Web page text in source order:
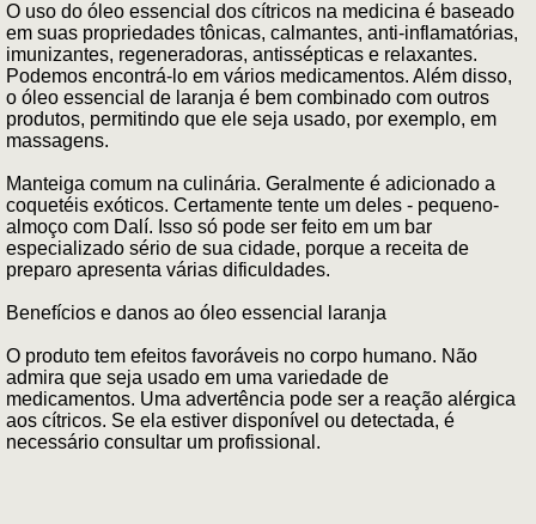
O uso do óleo essencial dos cítricos na medicina é baseado
em suas propriedades tônicas, calmantes, anti-inflamatórias,
imunizantes, regeneradoras, antissépticas e relaxantes.
Podemos encontrá-lo em vários medicamentos. Além disso,
o óleo essencial de laranja é bem combinado com outros
produtos, permitindo que ele seja usado, por exemplo, em
massagens.
Manteiga comum na culinária. Geralmente é adicionado a
coquetéis exóticos. Certamente tente um deles - pequeno-
almoço com Dalí. Isso só pode ser feito em um bar
especializado sério de sua cidade, porque a receita de
preparo apresenta várias dificuldades.
Benefícios e danos ao óleo essencial laranja
O produto tem efeitos favoráveis no corpo humano. Não
admira que seja usado em uma variedade de
medicamentos. Uma advertência pode ser a reação alérgica
aos cítricos. Se ela estiver disponível ou detectada, é
necessário consultar um profissional.